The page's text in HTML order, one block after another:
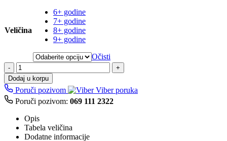
Veličina
6+ godine
7+ godine
8+ godine
9+ godine
Očisti
-
+
Dodaj u korpu
Poruči pozivom
Viber poruka
Poruči pozivom: 069 111 2322
Opis
Tabela veličina
Dodatne informacije